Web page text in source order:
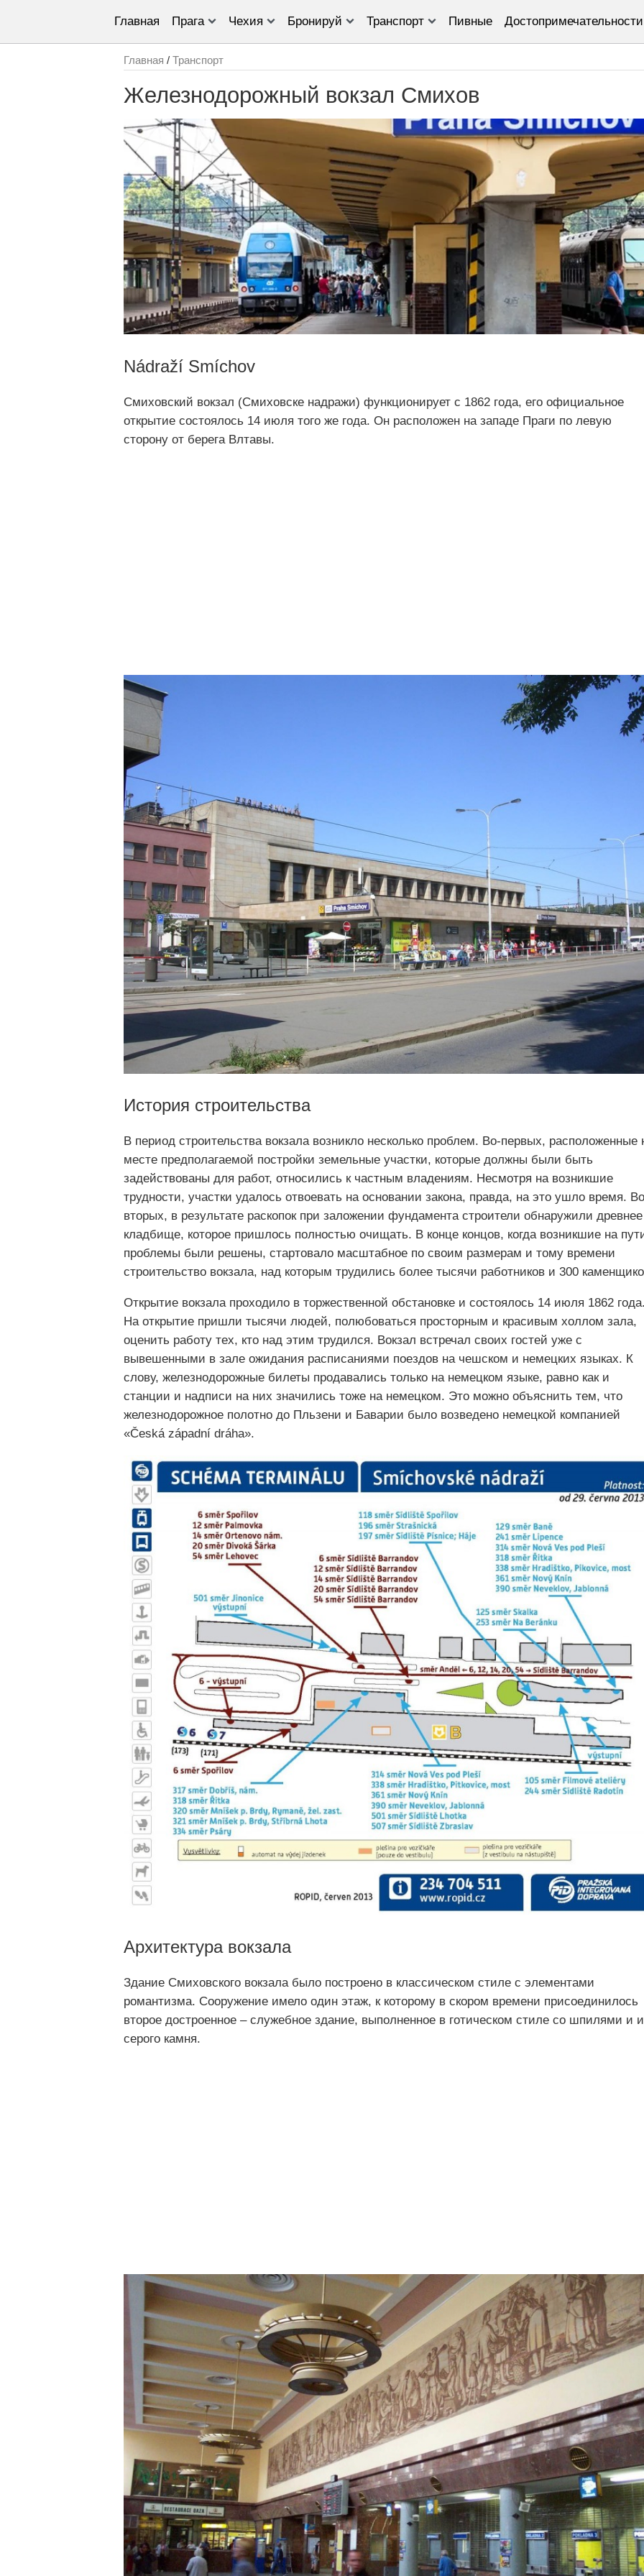
Главная Прага Чехия Бронируй Транспорт Пивные Достопримечательности
Главная / Транспорт
Железнодорожный вокзал Смихов
Nádraží Smíchov
Смиховский вокзал (Смиховске надражи) функционирует с 1862 года, его официальное
открытие состоялось 14 июля того же года. Он расположен на западе Праги по левую
сторону от берега Влтавы.
История строительства
В период строительства вокзала возникло несколько проблем. Во-первых, расположенные
месте предполагаемой постройки земельные участки, которые должны были быть
задействованы для работ, относились к частным владениям. Несмотря на возникшие
трудности, участки удалось отвоевать на основании закона, правда, на это ушло время.
вторых, в результате раскопок при заложении фундамента строители обнаружили древнее
кладбище, которое пришлось полностью очищать. В конце концов, когда возникшие на
проблемы были решены, стартовало масштабное по своим размерам и тому времени
строительство вокзала, над которым трудились более тысячи работников и 300
Открытие вокзала проходило в торжественной обстановке и состоялось 14 июля 1862
На открытие пришли тысячи людей, полюбоваться просторным и красивым холлом зала,
оценить работу тех, кто над этим трудился. Вокзал встречал своих гостей уже с
вывешенными в зале ожидания расписаниями поездов на чешском и немецких языках. К
слову, железнодорожные билеты продавались только на немецком языке, равно как и
станции и надписи на них значились тоже на немецком. Это можно объяснить тем, что
железнодорожное полотно до Пльзени и Баварии было возведено немецкой компанией
«Česká západní dráha».
Архитектура вокзала
Здание Смиховского вокзала было построено в классическом стиле с элементами
романтизма. Сооружение имело один этаж, к которому в скором времени присоединилось
второе достроенное – служебное здание, выполненное в готическом стиле со шпилями и
серого камня.